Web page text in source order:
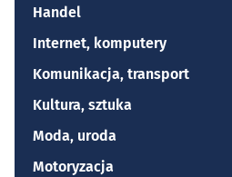
Handel
Internet, komputery
Komunikacja, transport
Kultura, sztuka
Moda, uroda
Motoryzacja